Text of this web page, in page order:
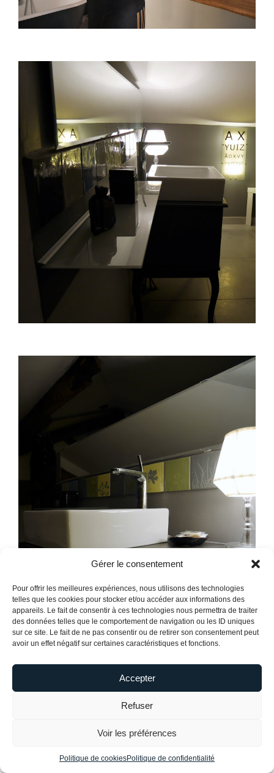
Gérer le consentement
Pour offrir les meilleures expériences, nous utilisons des technologies
telles que les cookies pour stocker et/ou accéder aux informations des
appareils. Le fait de consentir à ces technologies nous permettra de traiter
des données telles que le comportement de navigation ou les ID uniques
sur ce site. Le fait de ne pas consentir ou de retirer son consentement peut
avoir un effet négatif sur certaines caractéristiques et fonctions.
Accepter
Refuser
Voir les préférences
Politique de cookiesPolitique de confidentialité